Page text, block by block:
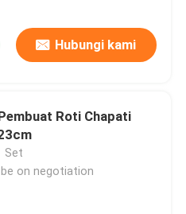
Hubungi kami
Roti Chapati
Set
on negotiation